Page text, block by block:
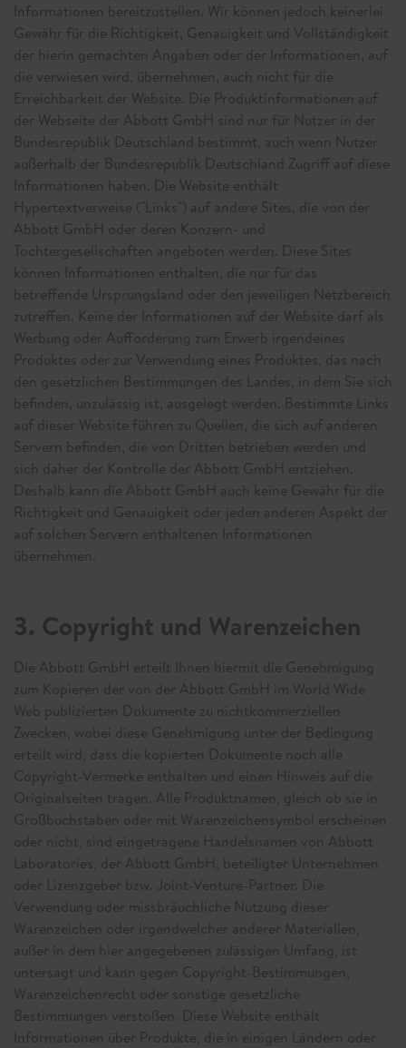
Informationen bereitzustellen. Wir können jedoch keinerlei
Gewähr für die Richtigkeit, Genauigkeit und Vollständigkeit
der hierin gemachten Angaben oder der Informationen, auf
die verwiesen wird, übernehmen, auch nicht für die
Erreichbarkeit der Website. Die Produktinformationen auf
der Webseite der Abbott GmbH sind nur für Nutzer in der
Bundesrepublik Deutschland bestimmt, auch wenn Nutzer
außerhalb der Bundesrepublik Deutschland Zugriff auf diese
Informationen haben. Die Website enthält
Hypertextverweise ("Links") auf andere Sites, die von der
Abbott GmbH oder deren Konzern- und
Tochtergesellschaften angeboten werden. Diese Sites
können Informationen enthalten, die nur für das
betreffende Ursprungsland oder den jeweiligen Netzbereich
zutreffen. Keine der Informationen auf der Website darf als
Werbung oder Aufforderung zum Erwerb irgendeines
Produktes oder zur Verwendung eines Produktes, das nach
den gesetzlichen Bestimmungen des Landes, in dem Sie sich
befinden, unzulässig ist, ausgelegt werden. Bestimmte Links
auf dieser Website führen zu Quellen, die sich auf anderen
Servern befinden, die von Dritten betrieben werden und
sich daher der Kontrolle der Abbott GmbH entziehen.
Deshalb kann die Abbott GmbH auch keine Gewähr für die
Richtigkeit und Genauigkeit oder jeden anderen Aspekt der
auf solchen Servern enthaltenen Informationen
übernehmen.
3. Copyright und Warenzeichen
Die Abbott GmbH erteilt Ihnen hiermit die Genehmigung
zum Kopieren der von der Abbott GmbH im World Wide
Web publizierten Dokumente zu nichtkommerziellen
Zwecken, wobei diese Genehmigung unter der Bedingung
erteilt wird, dass die kopierten Dokumente noch alle
Copyright-Vermerke enthalten und einen Hinweis auf die
Originalseiten tragen. Alle Produktnamen, gleich ob sie in
Großbuchstaben oder mit Warenzeichensymbol erscheinen
oder nicht, sind eingetragene Handelsnamen von Abbott
Laboratories, der Abbott GmbH, beteiligter Unternehmen
oder Lizenzgeber bzw. Joint-Venture-Partner. Die
Verwendung oder missbräuchliche Nutzung dieser
Warenzeichen oder irgendwelcher anderer Materialien,
außer in dem hier angegebenen zulässigen Umfang, ist
untersagt und kann gegen Copyright-Bestimmungen,
Warenzeichenrecht oder sonstige gesetzliche
Bestimmungen verstoßen. Diese Website enthält
Informationen über Produkte, die in einigen Ländern oder